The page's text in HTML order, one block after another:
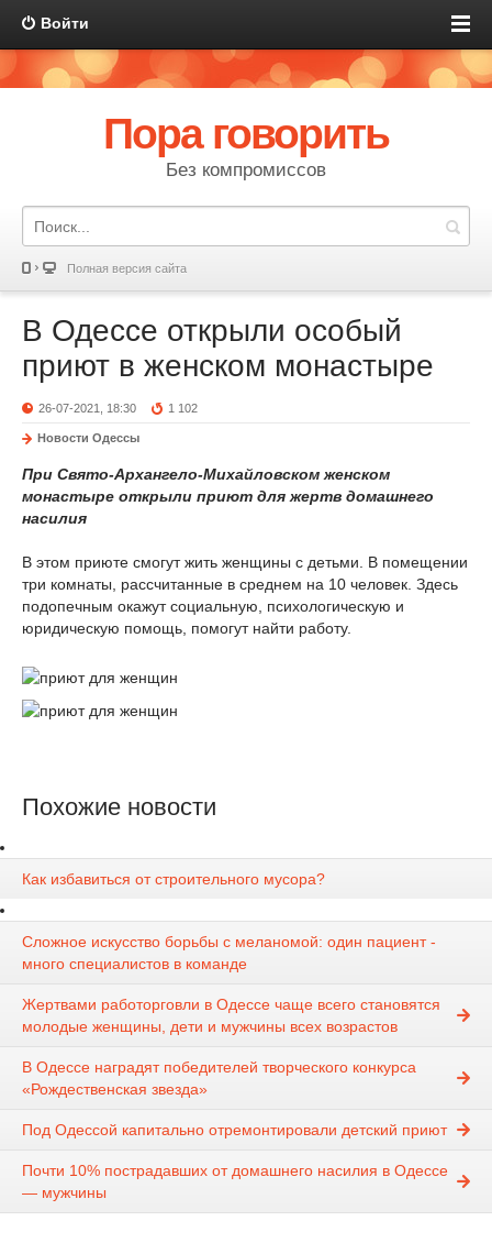
Войти
Пора говорить
Без компромиссов
Полная версия сайта
В Одессе открыли особый
приют в женском монастыре
26-07-2021, 18:30 1 102
Новости Одессы
При Свято-Архангело-Михайловском женском
монастыре открыли приют для жертв домашнего
насилия
В этом приюте смогут жить женщины с детьми. В помещении
три комнаты, рассчитанные в среднем на 10 человек. Здесь
подопечным окажут социальную, психологическую и
юридическую помощь, помогут найти работу.
Похожие новости
Как избавиться от строительного мусора?
Сложное искусство борьбы с меланомой: один пациент -
много специалистов в команде
Жертвами работорговли в Одессе чаще всего становятся
молодые женщины, дети и мужчины всех возрастов
В Одессе наградят победителей творческого конкурса
«Рождественская звезда»
Под Одессой капитально отремонтировали детский приют
Почти 10% пострадавших от домашнего насилия в Одессе
— мужчины